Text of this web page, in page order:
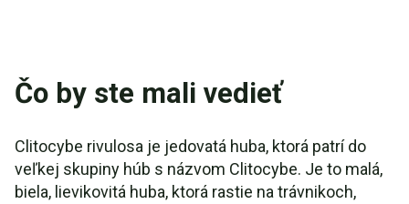
Čo by ste mali vedieť
Clitocybe rivulosa je jedovatá huba, ktorá patrí do
veľkej skupiny húb s názvom Clitocybe. Je to malá,
biela, lievikovitá huba, ktorá rastie na trávnikoch,